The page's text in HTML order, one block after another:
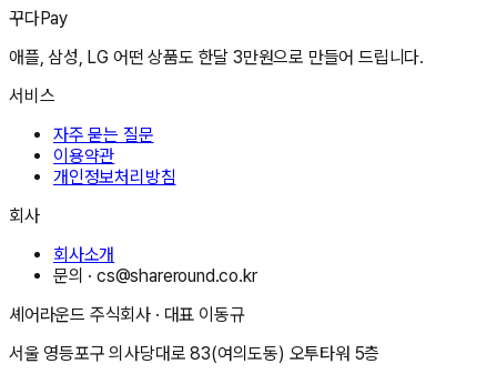
꾸다Pay
애플, 삼성, LG 어떤 상품도 한달 3만원으로 만들어 드립니다.
서비스
자주 묻는 질문
이용약관
개인정보처리방침
회사
회사소개
문의 ·cs@shareround.co.kr
셰어라운드 주식회사 · 대표 이동규
서울 영등포구 의사당대로 83(여의도동) 오투타워 5층